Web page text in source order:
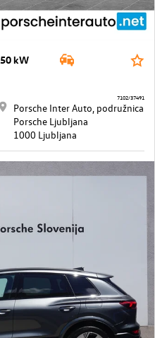
kW
Porsche Inter Auto, podružnica
Porsche Ljubljana
1000 Ljubljana
7102/37491